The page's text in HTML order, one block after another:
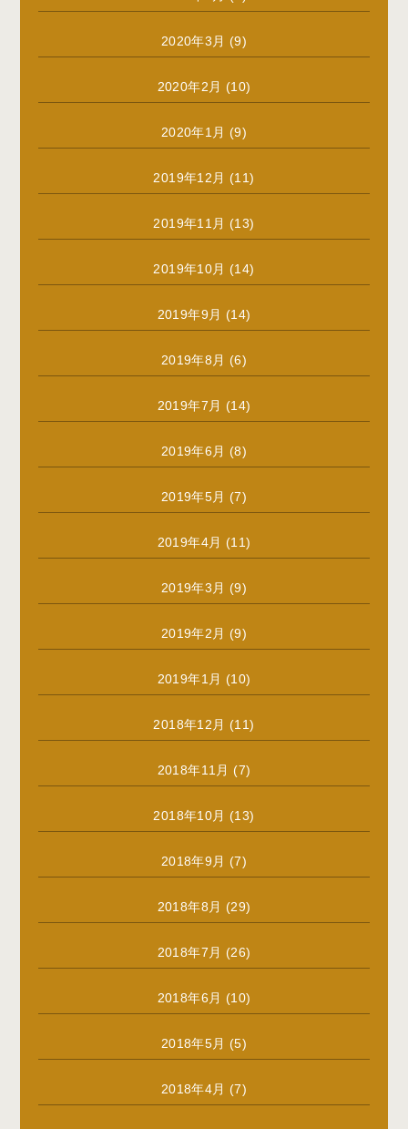
2020年3月 (9)
2020年2月 (10)
2020年1月 (9)
2019年12月 (11)
2019年11月 (13)
2019年10月 (14)
2019年9月 (14)
2019年8月 (6)
2019年7月 (14)
2019年6月 (8)
2019年5月 (7)
2019年4月 (11)
2019年3月 (9)
2019年2月 (9)
2019年1月 (10)
2018年12月 (11)
2018年11月 (7)
2018年10月 (13)
2018年9月 (7)
2018年8月 (29)
2018年7月 (26)
2018年6月 (10)
2018年5月 (5)
2018年4月 (7)